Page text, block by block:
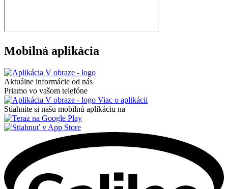
Mobilná aplikácia
Aktuálne informácie od nás
Priamo vo vašom telefóne
Viac o aplikácii
Stiahnite si našu mobilnú aplikáciu na